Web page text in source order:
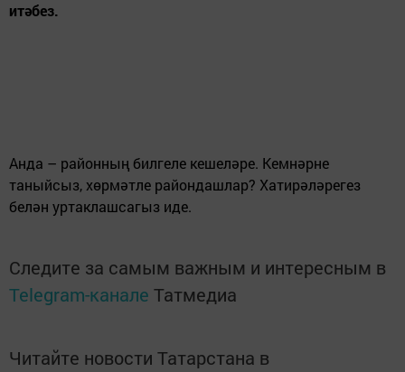
итәбез.
Анда – районның билгеле кешеләре. Кемнәрне
таныйсыз, хөрмәтле райондашлар? Хатирәләрегез
белән уртаклашсагыз иде.
Следите за самым важным и интересным в
Telegram-канале Татмедиа
Читайте новости Татарстана в